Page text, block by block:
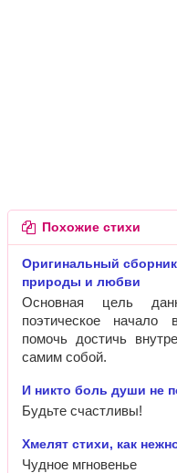
Похожие стихи
Оригинальный
природы и любви
Основная цель
поэтическое начало
помочь достичь
самим собой.
И никто боль души не
Будьте счастливы!
Хмелят стихи, как
Чудное мгновенье